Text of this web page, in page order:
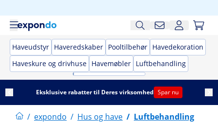
Haveudstyr Haveredskaber Pooltilbehør Havedekoration
Haveskure og drivhuse Havemøbler Luftbehandling
Eksklusive rabatter til Deres virksomhed Spar nu
/ expondo / Hus og have / Luftbehandling